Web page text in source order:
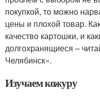
покупкой, то можно
цены и плохой товар.
качество картошки, и
долгохранящиеся –
Челябинск».
Изучаем кожуру